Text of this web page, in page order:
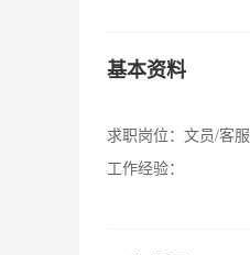
基本资料
求职岗位： 文员/客服
工作经验：